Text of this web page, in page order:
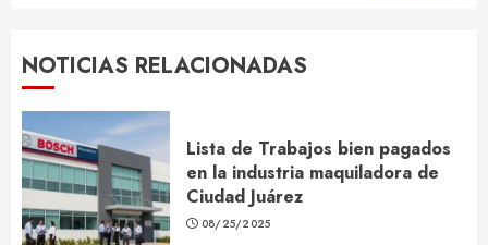
NOTICIAS RELACIONADAS
Lista de Trabajos bien pagados
en la industria maquiladora de
Ciudad Juárez
08/25/2025